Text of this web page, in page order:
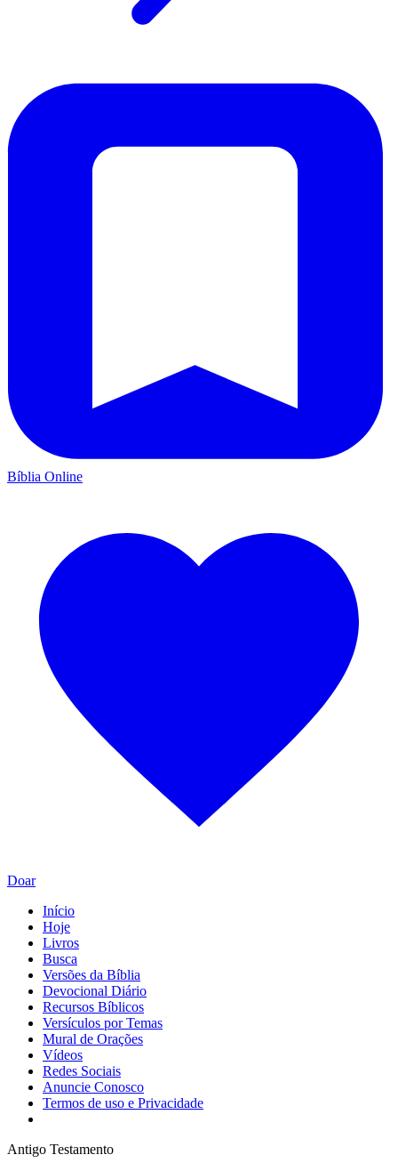
Bíblia Online
Doar
Início
Hoje
Livros
Busca
Versões da Bíblia
Devocional Diário
Recursos Bíblicos
Versículos por Temas
Mural de Orações
Vídeos
Redes Sociais
Anuncie Conosco
Termos de uso e Privacidade
Antigo Testamento